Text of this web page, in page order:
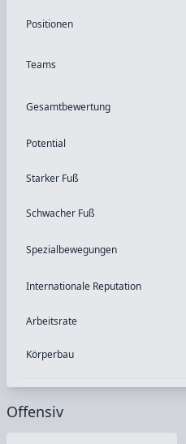
Positionen
Teams
Gesamtbewertung
Potential
Starker Fuß
Schwacher Fuß
Spezialbewegungen
Internationale Reputation
Arbeitsrate
Körperbau
Offensiv